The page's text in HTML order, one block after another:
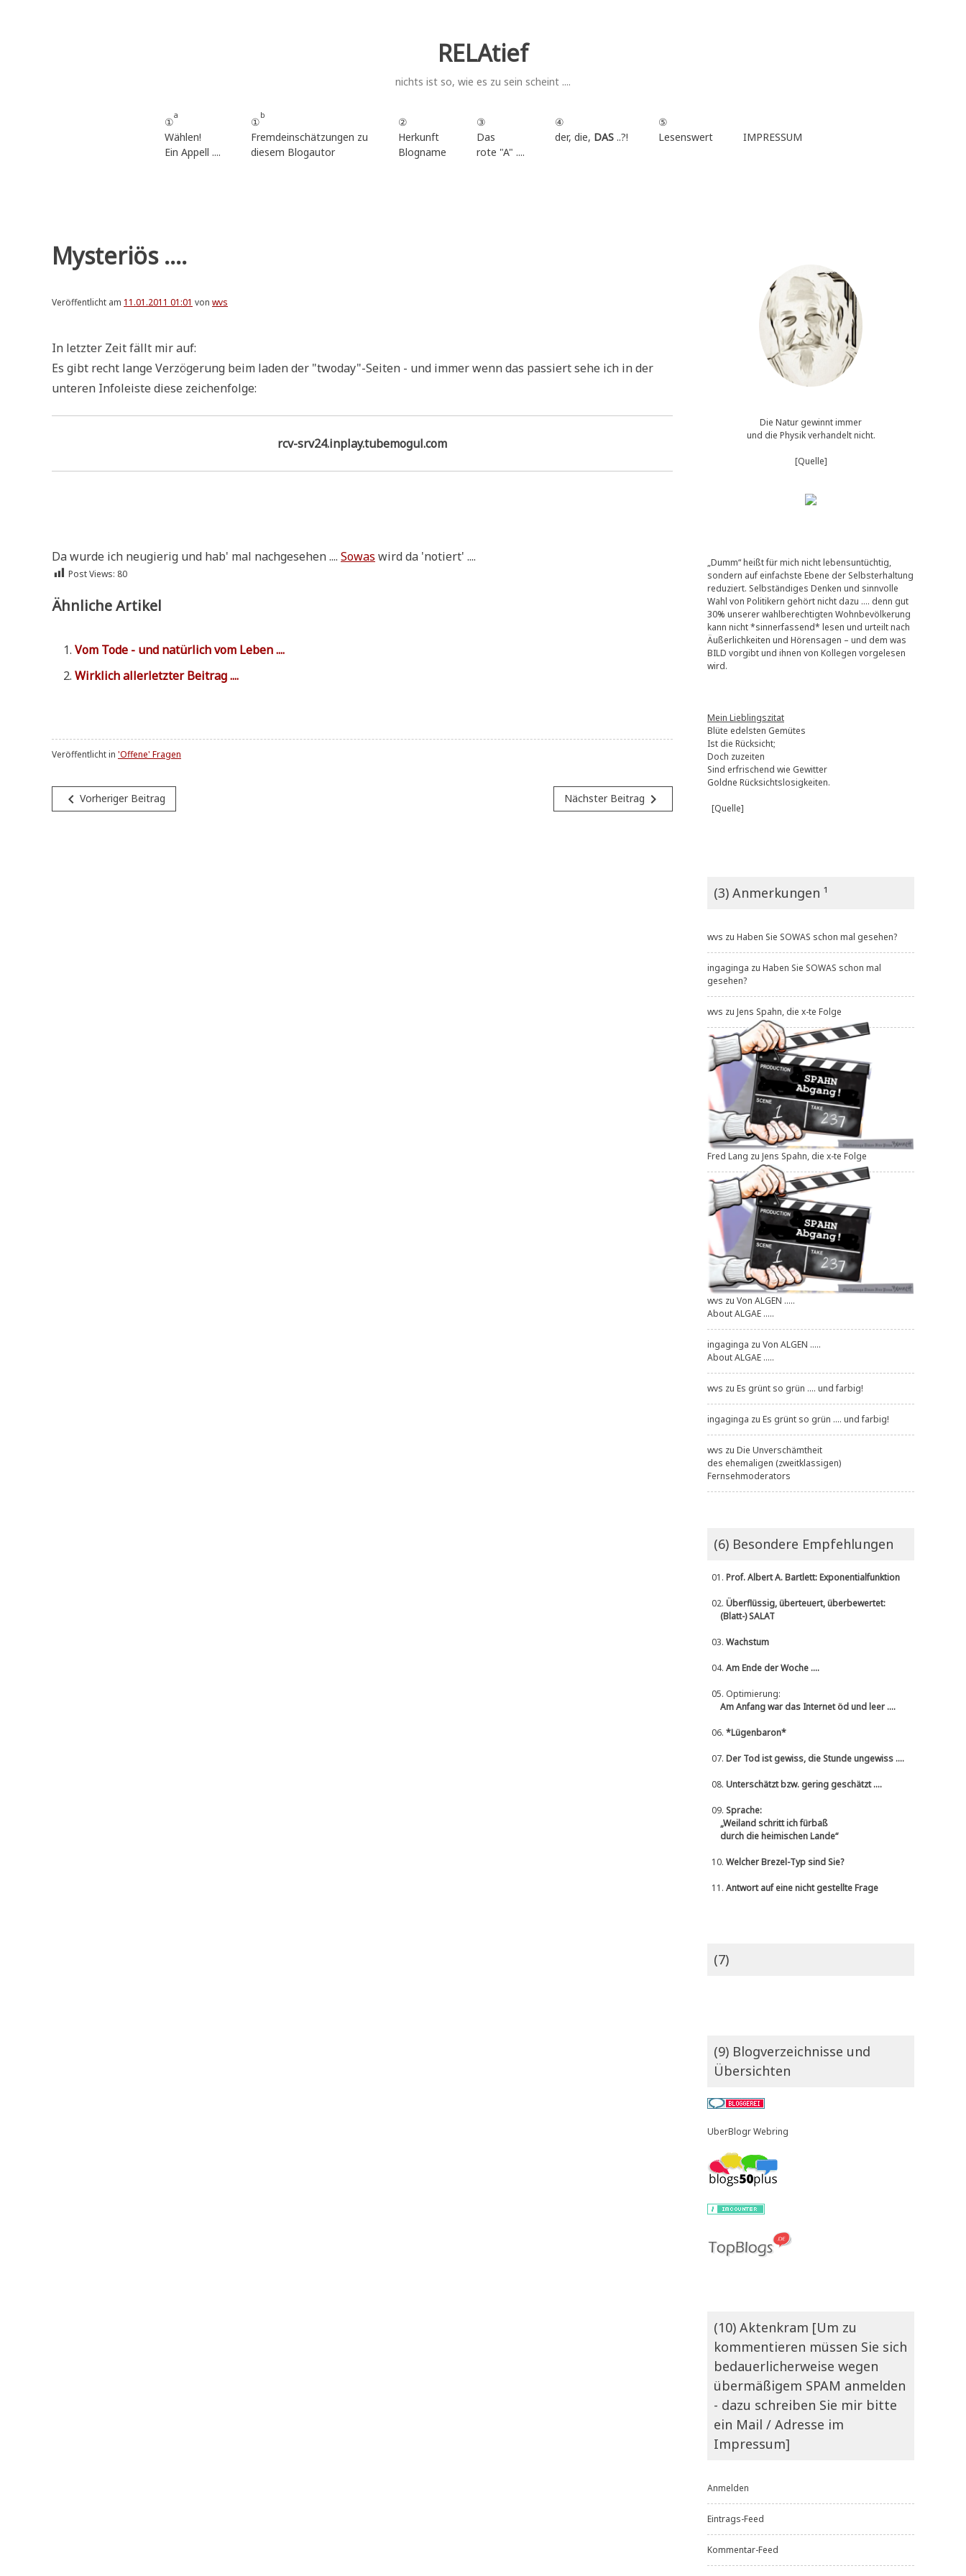
RELAtief
nichts ist so, wie es zu sein scheint ....
①
a
Wählen!
Ein Appell ....
①
b
Fremdeinschätzungen zu
diesem Blogautor
②
Herkunft
Blogname
③
Das
rote "A" ....
④
der, die, DAS..?!
⑤
Lesenswert
IMPRESSUM
Mysteriös ....
Veröffentlicht am 11.01.2011 01:01 von wvs
In letz­ter Zeit fällt mir auf:
Es gibt recht lan­ge Ver­zö­ge­rung beim laden der "twoday"-Seiten - und immer wenn das pas­siert sehe ich in der
unte­ren Info­lei­ste die­se zeichenfolge:
rcv-srv24.inplay.tubemogul.com
Da wur­de ich neu­gie­rig und hab' mal nach­ge­se­hen .... Sowas wird da 'notiert' ....
Post Views: 80
Ähnliche Artikel
Vom Tode - und natür­lich vom Leben ....
Wirk­lich aller­letz­ter Beitrag ....
Veröffentlicht in 'Offene' Fragen
Beitragsnavigation
navigate_before Vorheriger Beitrag Nächster Beitrag navigate_next
Die Natur gewinnt immer
und die Physik verhandelt nicht.
[Quelle]
„Dumm“ heißt für mich nicht lebensuntüchtig,
sondern auf einfachste Ebene der Selbsterhaltung
reduziert. Selbständiges Denken und sinnvolle
Wahl von Politikern gehört nicht dazu …. denn gut
30% unserer wahlberechtigten Wohnbevölkerung
kann nicht *sinnerfassend* lesen und urteilt nach
Äußerlichkeiten und Hörensagen – und dem was
BILD vorgibt und ihnen von Kollegen vorgelesen
wird.
Mein Lieblingszitat
Blüte edelsten Gemütes
Ist die Rücksicht;
Doch zuzeiten
Sind erfrischend wie Gewitter
Goldne Rücksichtslosigkeiten.
[Quelle]
(3) Anmerkungen ¹
wvs zu Haben Sie SOWAS schon mal gesehen?
ingaginga zu Haben Sie SOWAS schon mal
gesehen?
wvs zu Jens Spahn, die x-te Folge
Fred Lang zu Jens Spahn, die x-te Folge
wvs zu Von ALGEN .....
About ALGAE .....
ingaginga zu Von ALGEN .....
About ALGAE .....
wvs zu Es grünt so grün .... und farbig!
ingaginga zu Es grünt so grün .... und farbig!
wvs zu Die Unverschämtheit
des ehemaligen (zweitklassigen)
Fernsehmoderators
(6) Besondere Empfehlungen
01. Prof. Albert A. Bartlett: Exponentialfunktion
02. Überflüssig, überteuert, überbewertet:
(Blatt-) SALAT
03. Wachstum
04. Am Ende der Woche ....
05. Optimierung:
Am Anfang war das Internet öd und leer ....
06. *Lügenbaron*
07. Der Tod ist gewiss, die Stunde ungewiss ....
08. Unterschätzt bzw. gering geschätzt ....
09. Sprache:
„Weiland schritt ich fürbaß
durch die heimischen Lande“
10. Welcher Brezel-Typ sind Sie?
11. Antwort auf eine nicht gestellte Frage
(7)
(9) Blogverzeichnisse und
Übersichten
UberBlogr Webring
(10) Aktenkram [Um zu
kommentieren müssen Sie sich
bedauerlicherweise wegen
übermäßigem SPAM anmelden
- dazu schreiben Sie mir bitte
ein Mail / Adresse im
Impressum]
Anmelden
Eintrags-Feed
Kommentar-Feed